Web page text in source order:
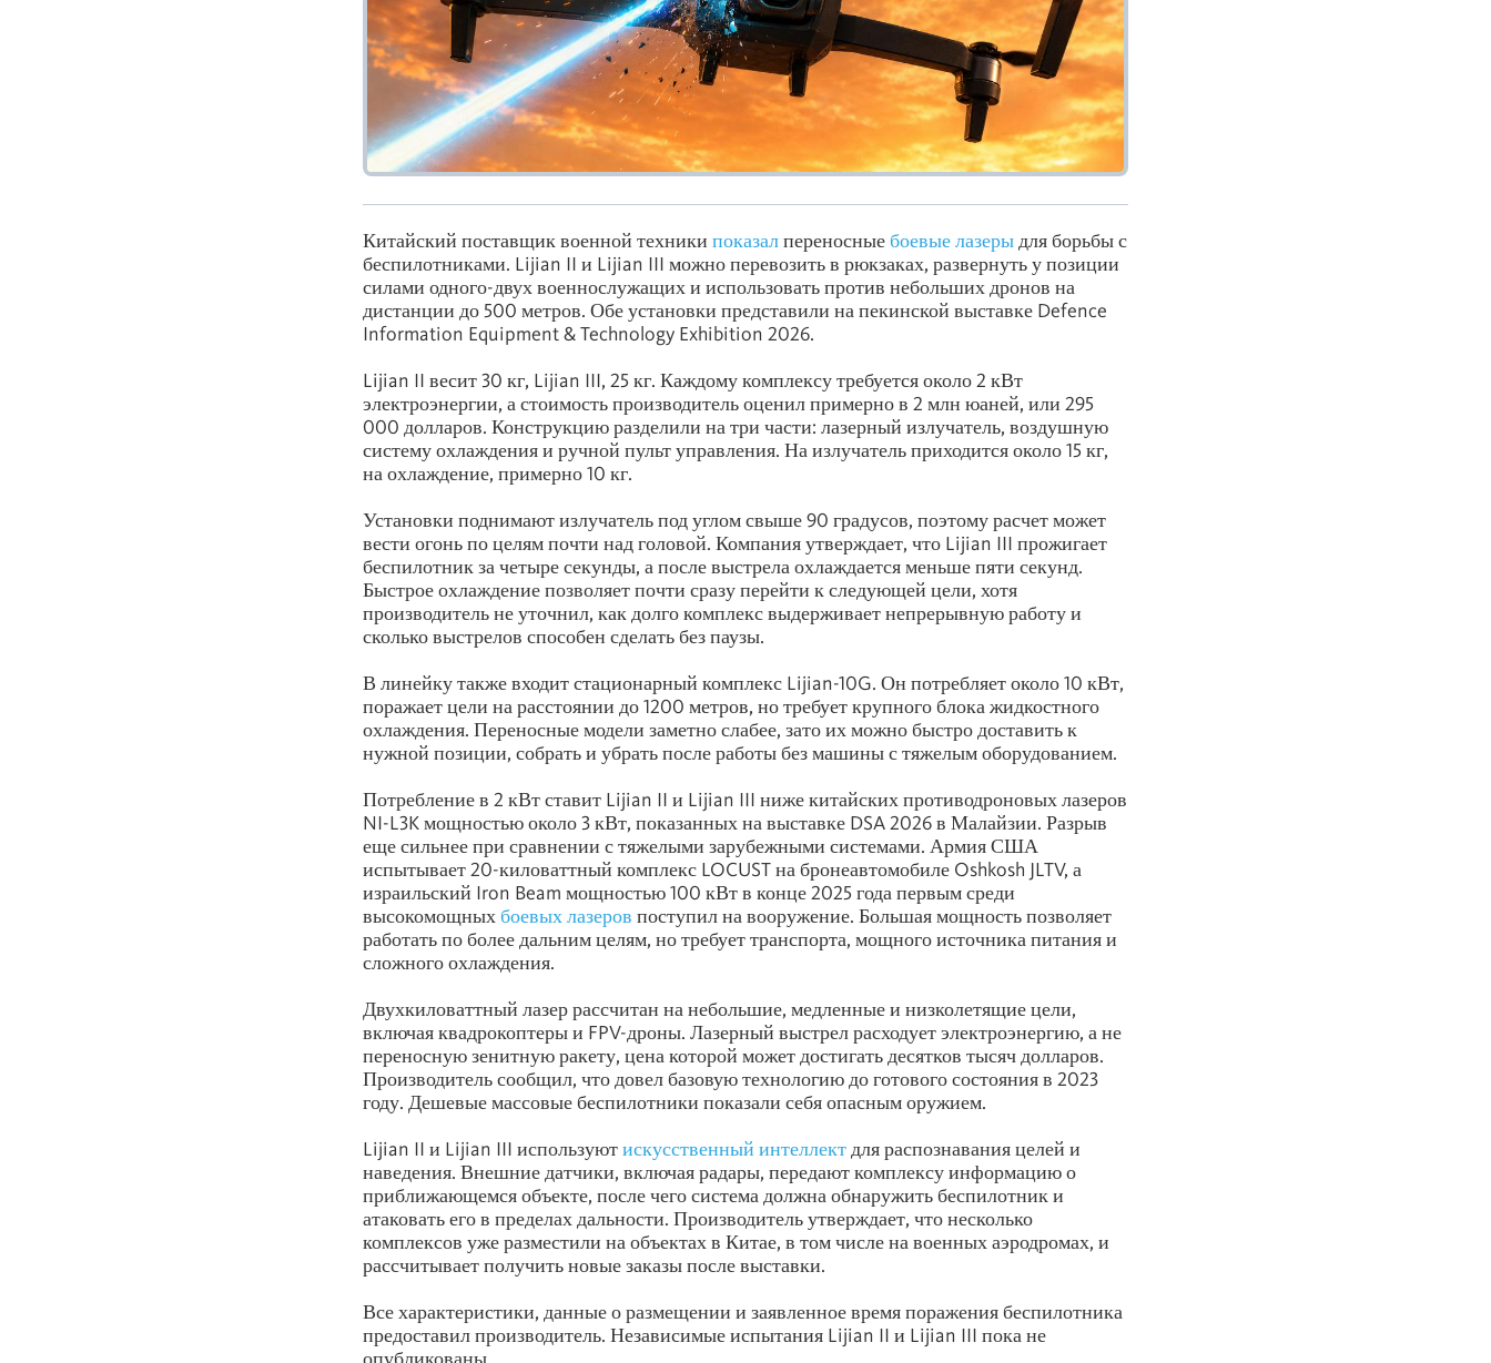
Китайский поставщик военной техники показалпереносныебоевые лазеры для борьбы с
беспилотниками. Lijian II и Lijian III можно перевозить в рюкзаках, развернуть у позиции
силами одного-двух военнослужащих и использовать против небольших дронов на
дистанции до 500 метров. Обе установки представили на пекинской выставке Defence
Information Equipment & Technology Exhibition 2026.
Lijian II весит 30 кг, Lijian III, 25 кг. Каждому комплексу требуется около 2 кВт
электроэнергии, а стоимость производитель оценил примерно в 2 млн юаней, или 295
000 долларов. Конструкцию разделили на три части: лазерный излучатель, воздушную
систему охлаждения и ручной пульт управления. На излучатель приходится около 15 кг,
на охлаждение, примерно 10 кг.
Установки поднимают излучатель под углом свыше 90 градусов, поэтому расчет может
вести огонь по целям почти над головой. Компания утверждает, что Lijian III прожигает
беспилотник за четыре секунды, а после выстрела охлаждается меньше пяти секунд.
Быстрое охлаждение позволяет почти сразу перейти к следующей цели, хотя
производитель не уточнил, как долго комплекс выдерживает непрерывную работу и
сколько выстрелов способен сделать без паузы.
В линейку также входит стационарный комплекс Lijian-10G. Он потребляет около 10 кВт,
поражает цели на расстоянии до 1200 метров, но требует крупного блока жидкостного
охлаждения. Переносные модели заметно слабее, зато их можно быстро доставить к
нужной позиции, собрать и убрать после работы без машины с тяжелым оборудованием.
Потребление в 2 кВт ставит Lijian II и Lijian III ниже китайских противодроновых лазеров
NI-L3K мощностью около 3 кВт, показанных на выставке DSA 2026 в Малайзии. Разрыв
еще сильнее при сравнении с тяжелыми зарубежными системами. Армия США
испытывает 20-киловаттный комплекс LOCUST на бронеавтомобиле Oshkosh JLTV, а
израильский Iron Beam мощностью 100 кВт в конце 2025 года первым среди
высокомощныхбоевых лазеров поступил на вооружение. Большая мощность позволяет
работать по более дальним целям, но требует транспорта, мощного источника питания и
сложного охлаждения.
Двухкиловаттный лазер рассчитан на небольшие, медленные и низколетящие цели,
включая квадрокоптеры и FPV-дроны. Лазерный выстрел расходует электроэнергию, а не
переносную зенитную ракету, цена которой может достигать десятков тысяч долларов.
Производитель сообщил, что довел базовую технологию до готового состояния в 2023
году. Дешевые массовые беспилотники показали себя опасным оружием.
Lijian II и Lijian III используютискусственный интеллект для распознавания целей и
наведения. Внешние датчики, включая радары, передают комплексу информацию о
приближающемся объекте, после чего система должна обнаружить беспилотник и
атаковать его в пределах дальности. Производитель утверждает, что несколько
комплексов уже разместили на объектах в Китае, в том числе на военных аэродромах, и
рассчитывает получить новые заказы после выставки.
Все характеристики, данные о размещении и заявленное время поражения беспилотника
предоставил производитель. Независимые испытания Lijian II и Lijian III пока не
опубликованы.